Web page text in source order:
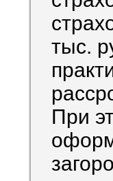
тыс.
При